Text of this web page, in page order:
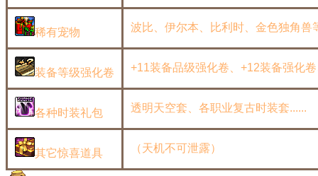
稀有宠物 波比、伊尔本、比利时、金色独角兽
装备等级强化卷 +11装备品级强化卷、+12装备强化
各种时装礼包 透明天空套、各职业复古时装套......
其它惊喜道具 （天机不可泄露）